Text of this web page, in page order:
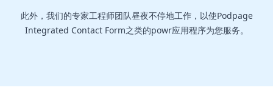
此外，我们的专家工程师团队昼夜不停地工作，以使Podpage
Integrated Contact Form之类的powr应用程序为您服务。